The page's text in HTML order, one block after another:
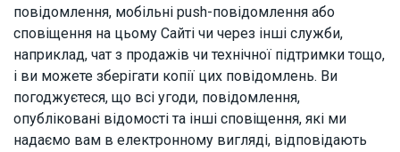
повідомлення, мобільні push-повідомлення або
сповіщення на цьому Сайті чи через інші служби,
наприклад, чат з продажів чи технічної підтримки тощо,
і ви можете зберігати копії цих повідомлень. Ви
погоджуєтеся, що всі угоди, повідомлення,
опубліковані відомості та інші сповіщення, які ми
надаємо вам в електронному вигляді, відповідають